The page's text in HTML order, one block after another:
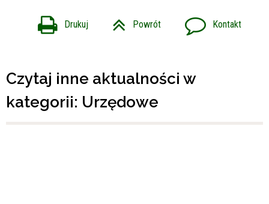
Drukuj Powrót Kontakt
Czytaj inne aktualności w
kategorii: Urzędowe